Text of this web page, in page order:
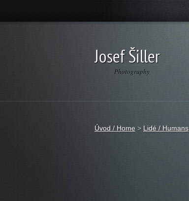
Josef Šiller
Photography
Úvod / Home > Lidé / Humans